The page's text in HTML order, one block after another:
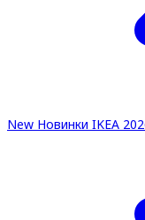
New Новинки IKEA